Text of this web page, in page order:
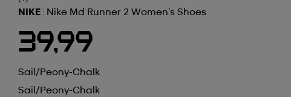
NIKE Nike Md Runner 2 Women's Shoes
39,99
Sail/peony-Chalk
Sail/peony-Chalk